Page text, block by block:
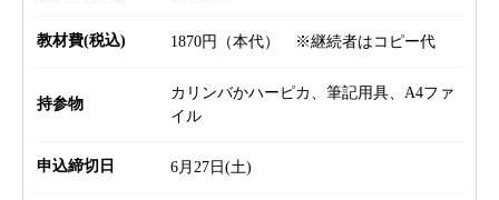
教材費(税込) 1870円（本代） ※継続者はコピー代
持参物
カリンバかハーピカ、筆記用具、A4ファ
イル
申込締切日 6月27日(土)